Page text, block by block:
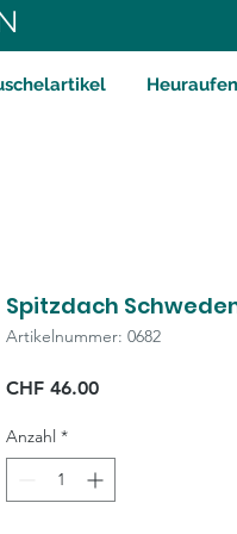
Heuraufen
Spitzdach
Artikelnummer: 0682
CHF 46.00Preis
Anzahl *